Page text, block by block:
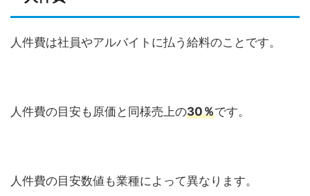
人件費は社員やアルバイトに払う給料のことです。
人件費の目安も原価と同様売上の30％です。
人件費の目安数値も業種によって異なります。